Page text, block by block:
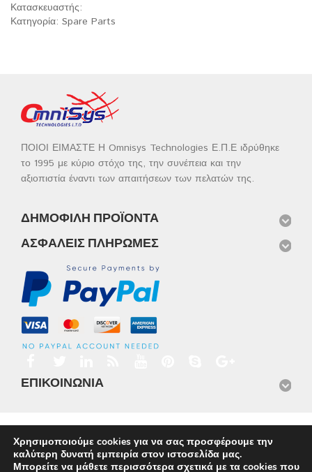
Κατασκευαστής:
Κατηγορία: Spare Parts
ΠΟΙΟΙ ΕΙΜΑΣΤΕ Η Omnisys Technologies Ε.Π.Ε ιδρύθηκε
το 1995 με κύριο στόχο της, την συνέπεια και την
αξιοπιστία έναντι των απαιτήσεων των πελατών της.
ΔΗΜΟΦΙΛΉ ΠΡΟΪΌΝΤΑ
ΑΣΦΑΛΕΊΣ ΠΛΗΡΩΜΈΣ
ΕΠΙΚΟΙΝΩΝΊΑ
Προϊόντα
Φωτογραφίες
Service
Εταιρικό Προφίλ
Επικοινωνία
© 2026Omnisys
Χρησιμοποιούμε cookies για να σας προσφέρουμε την
καλύτερη δυνατή εμπειρία στον ιστοσελίδα μας.
Μπορείτε να μάθετε περισσότερα σχετικά με τα cookies που